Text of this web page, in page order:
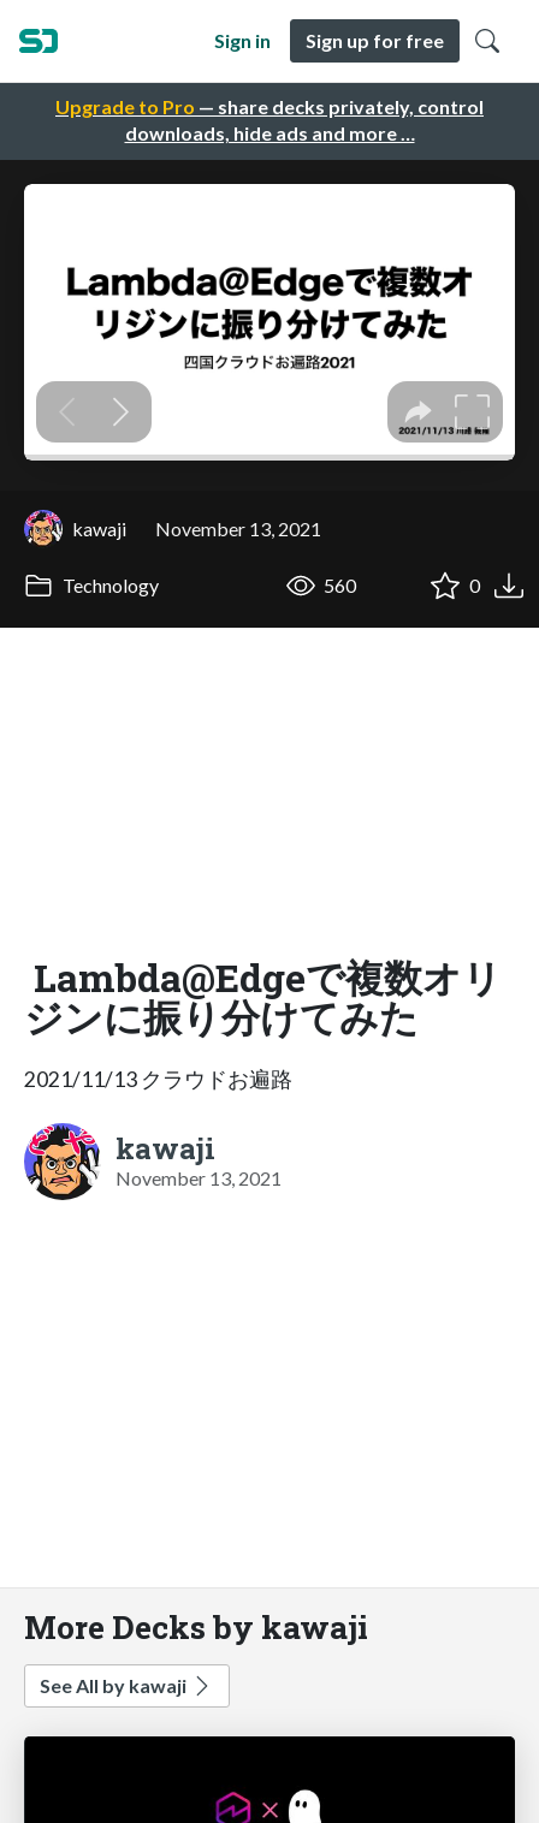
Upgrade to Pro — share decks privately, control
downloads, hide ads and more …
Sign in Sign up for free
kawaji November 13, 2021
Technology 560 0
Lambda@Edgeで複数オリ
ジンに振り分けてみた
2021/11/13 クラウドお遍路
kawaji
November 13, 2021
More Decks by kawaji
See All by kawaji